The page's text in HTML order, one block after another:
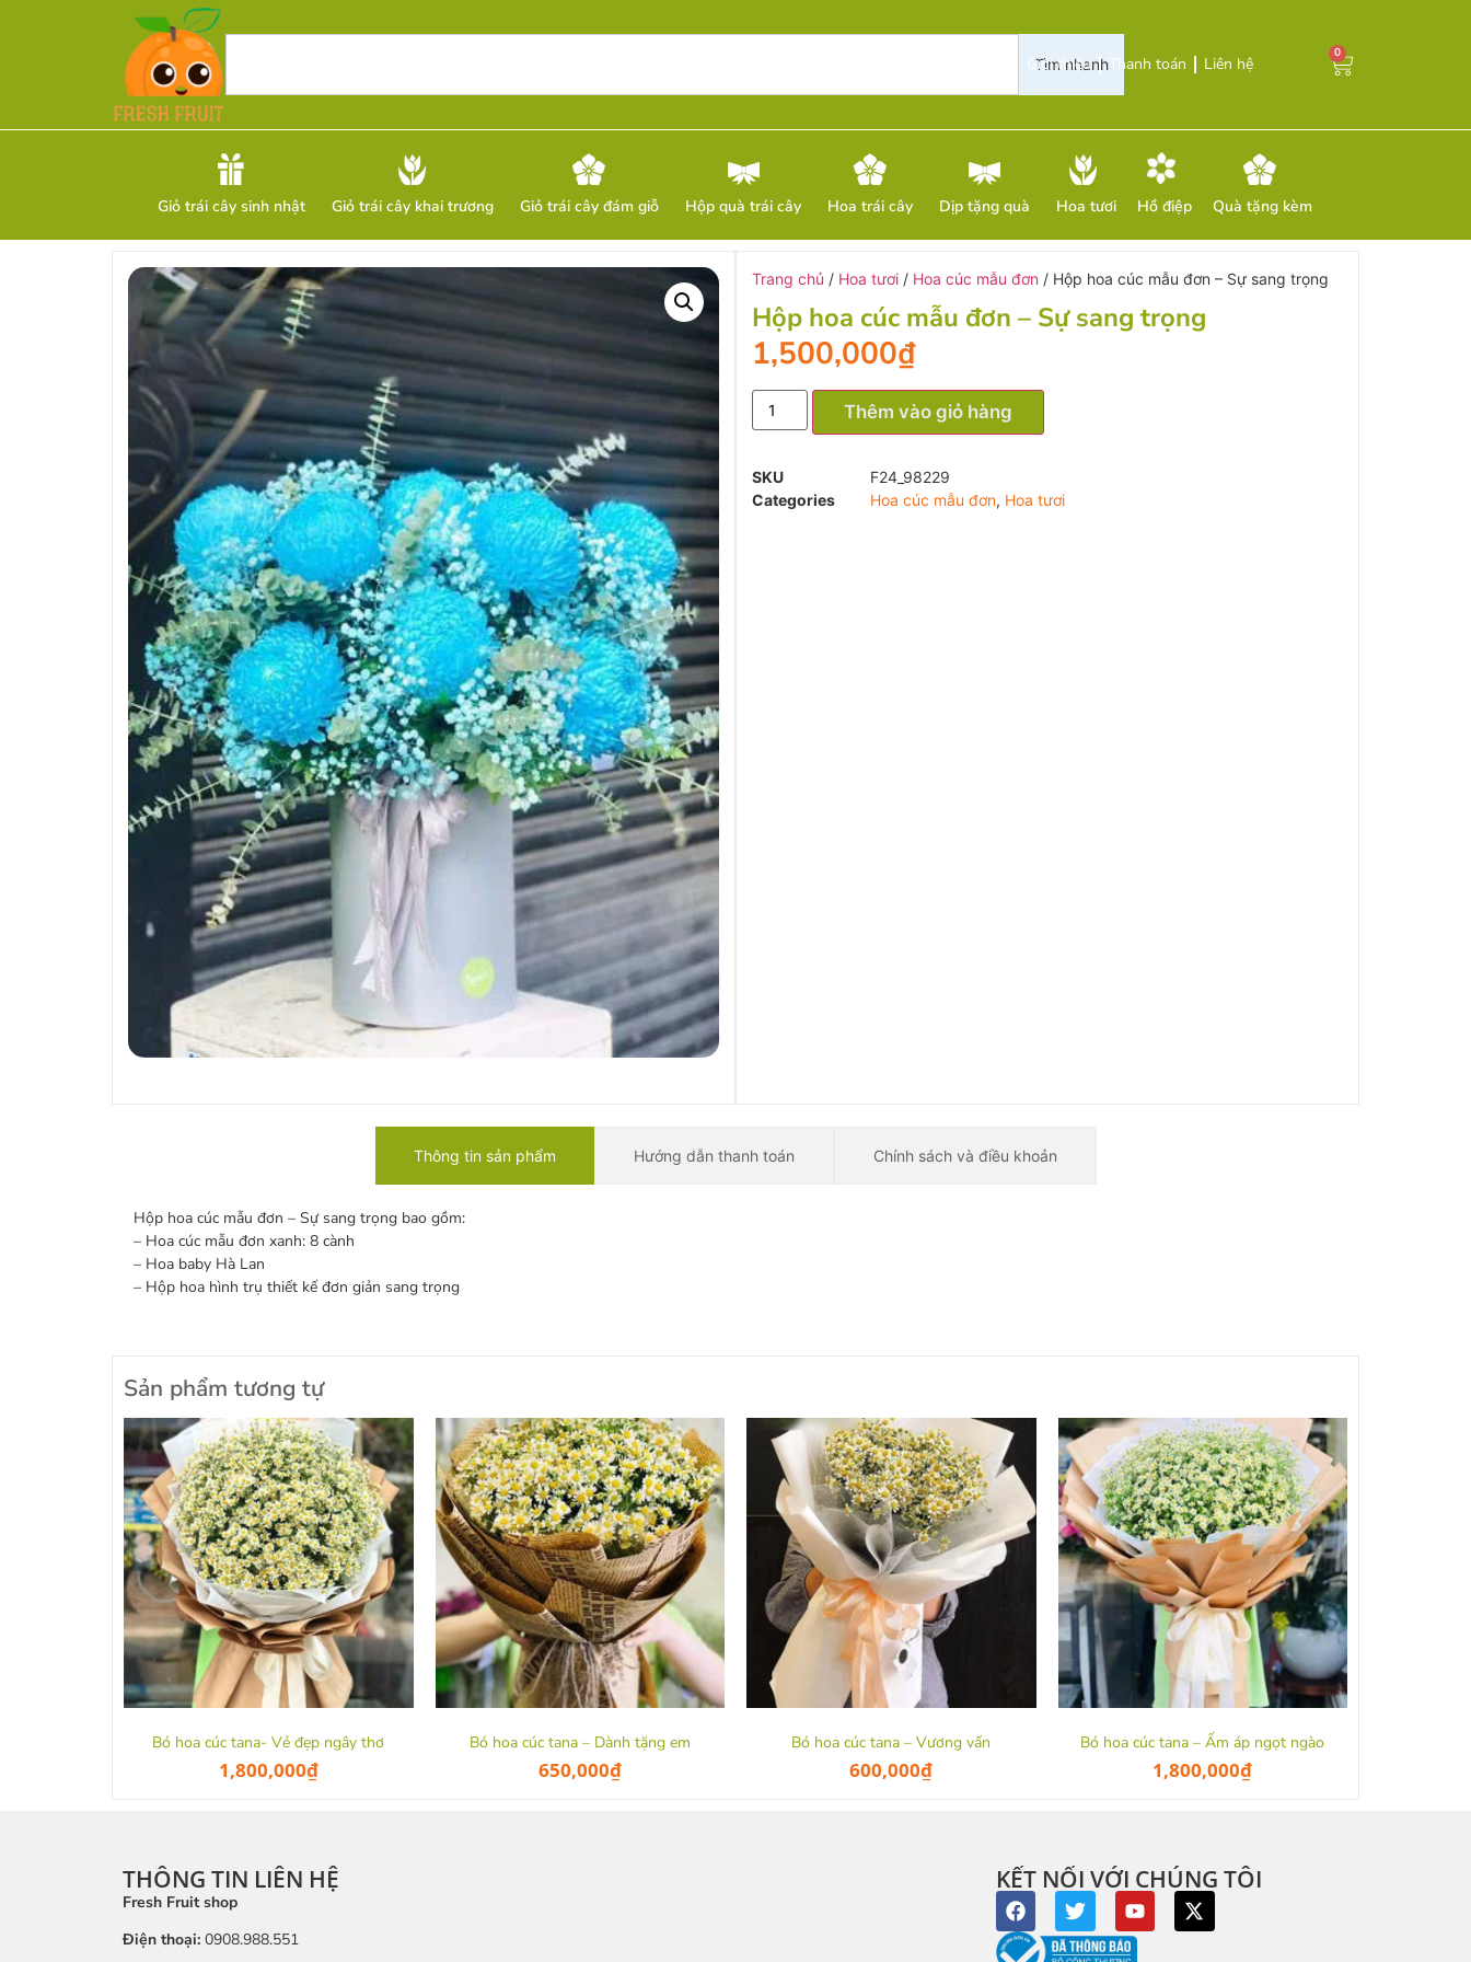
Tìm nhanh
Giới thiệu Thanh toán Liên hệ
0
Giỏ trái cây sinh nhật Giỏ trái cây khai trương Giỏ trái cây đám giỗ Hộp quà trái cây Hoa trái cây Dịp tặng quà Hoa tươi Hồ điệp Quà tặng kèm
Trang chủ / Hoa tươi / Hoa cúc mẫu đơn / Hộp hoa cúc mẫu đơn – Sự sang trọng
Hộp hoa cúc mẫu đơn – Sự sang trọng
1,500,000₫
Thêm vào giỏ hàng
SKU
F24_98229
Categories
Hoa cúc mẫu đơn, Hoa tươi
Thông tin sản phẩm Hướng dẫn thanh toán Chính sách và điều khoản
Hộp hoa cúc mẫu đơn – Sự sang trọng bao gồm:
– Hoa cúc mẫu đơn xanh: 8 cành
– Hoa baby Hà Lan
– Hộp hoa hình trụ thiết kế đơn giản sang trọng
Sản phẩm tương tự
Bó hoa cúc tana- Vẻ đẹp ngây thơ
1,800,000₫
Bó hoa cúc tana – Dành tặng em
650,000₫
Bó hoa cúc tana – Vương vấn
600,000₫
Bó hoa cúc tana – Ấm áp ngọt ngào
1,800,000₫
THÔNG TIN LIÊN HỆ
Fresh Fruit shop
Điện thoại: 0908.988.551
KẾT NỐI VỚI CHÚNG TÔI